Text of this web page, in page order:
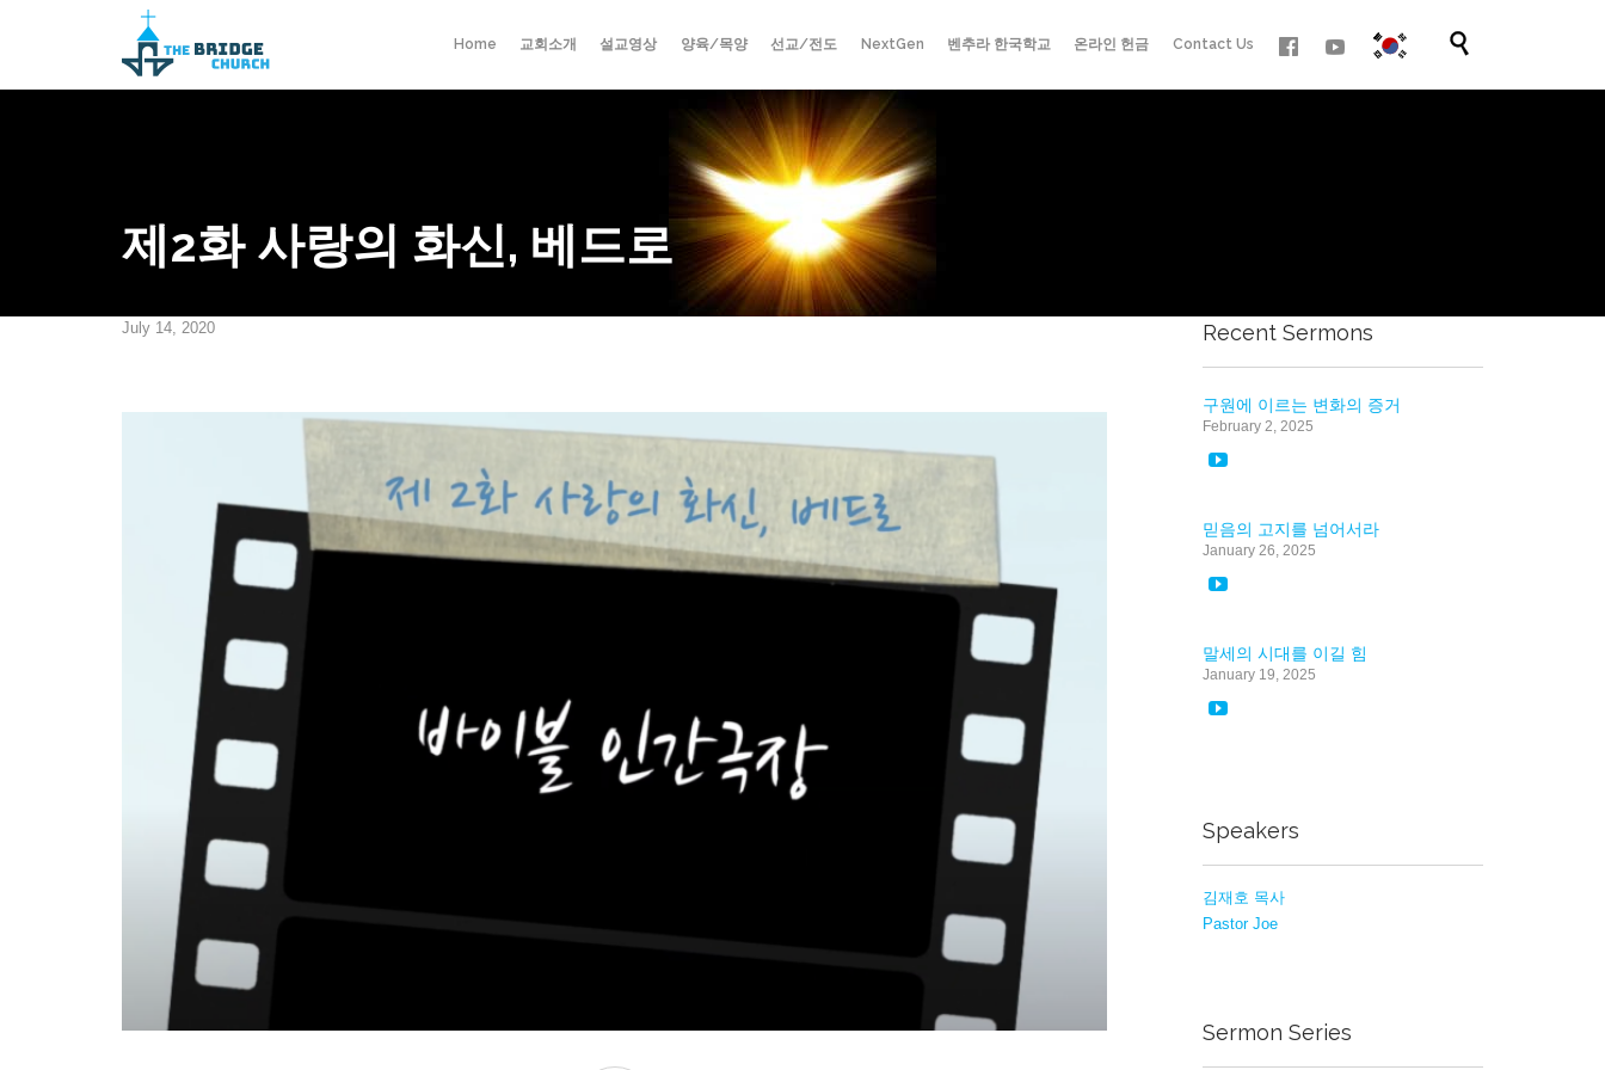
Home 교회소개 설교영상 양육/목양 선교/전도 NextGen 벤추라 한국학교 온라인 헌금 Contact Us 
제2화 사랑의 화신, 베드로
July 14, 2020 Recent Sermons
구원에 이르는 변화의 증거
February 2, 2025

믿음의 고지를 넘어서라
January 26, 2025

말세의 시대를 이길 힘
January 19, 2025

Speakers
김재호 목사
Pastor Joe
Sermon Series